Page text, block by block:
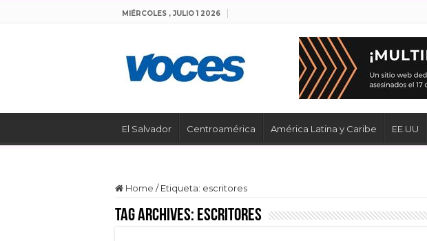
MIÉRCOLES , JULIO 1 2026
El Salvador Centroamérica América Latina y Caribe EE.UU
Home / Etiqueta: escritores
Tag Archives: escritores